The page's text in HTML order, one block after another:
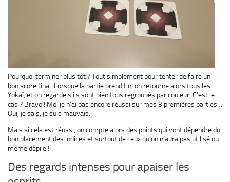
Pourquoi terminer plus tôt ? Tout simplement pour tenter de faire un
bon score final. Lorsque la partie prend fin, on retourne alors tous les
Yokaï, et on regarde s’ils sont bien tous regroupés par couleur. C’est le
cas ? Bravo ! Moi je n’ai pas encore réussi sur mes 3 premières parties…
Oui, je sais, je suis mauvais.
Mais si cela est réussi, on compte alors des points qui vont dépendre du
bon placement des indices et surtout de ceux qu’on n’aura pas utilisé ou
même dépilé !
Des regards intenses pour apaiser les